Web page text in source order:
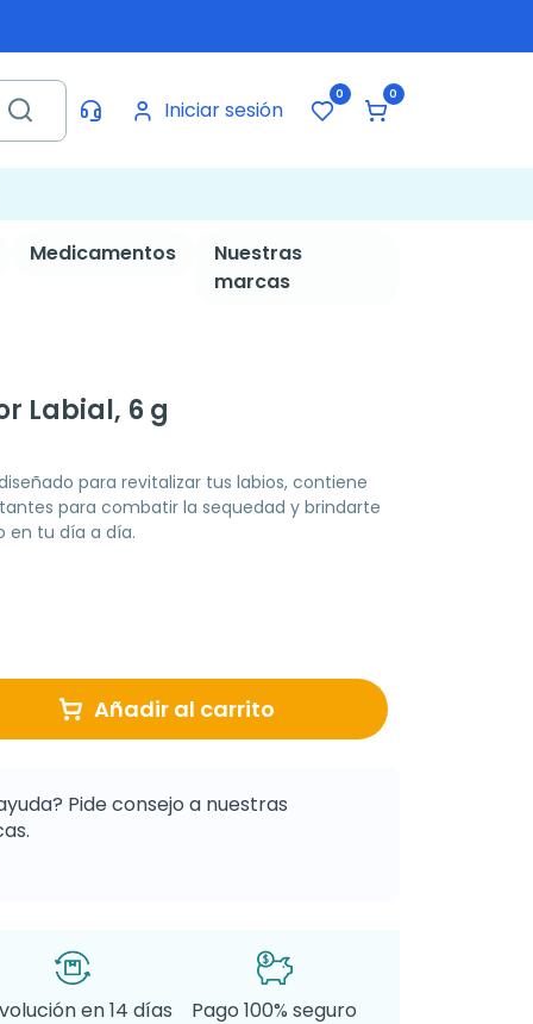
Iniciar sesión
0 0
Medicamentos
Nuestras
marcas
Labial, 6 g
para revitalizar tus labios, contiene
para combatir la sequedad y brindarte
en tu día a día.
Añadir al carrito
Pide consejo a nuestras
en 14 días
Pago 100% seguro